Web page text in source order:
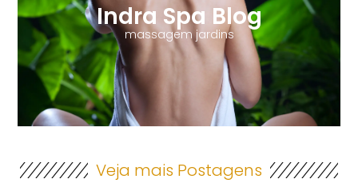
Indra Spa Blog
massagem jardins
Veja mais Postagens